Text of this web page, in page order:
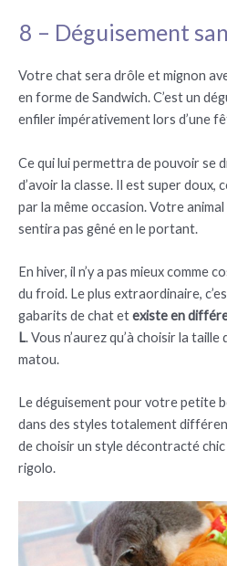
8 – Déguisement
Votre chat sera drôle et mignon
en forme de Sandwich. C’est un
enfiler impérativement lors d’une
Ce qui lui permettra de pouvoir se
d’avoir la classe. Il est super
par la même occasion. Votre
sentira pas gêné en le portant.
En hiver, il n’y a pas mieux comme
du froid. Le plus extraordinaire,
gabarits de chat etexiste en
L. Vous n’aurez qu’à choisir la
matou.
Le déguisement pour votre petite
dans des styles totalement
de choisir un style décontracté
rigolo.